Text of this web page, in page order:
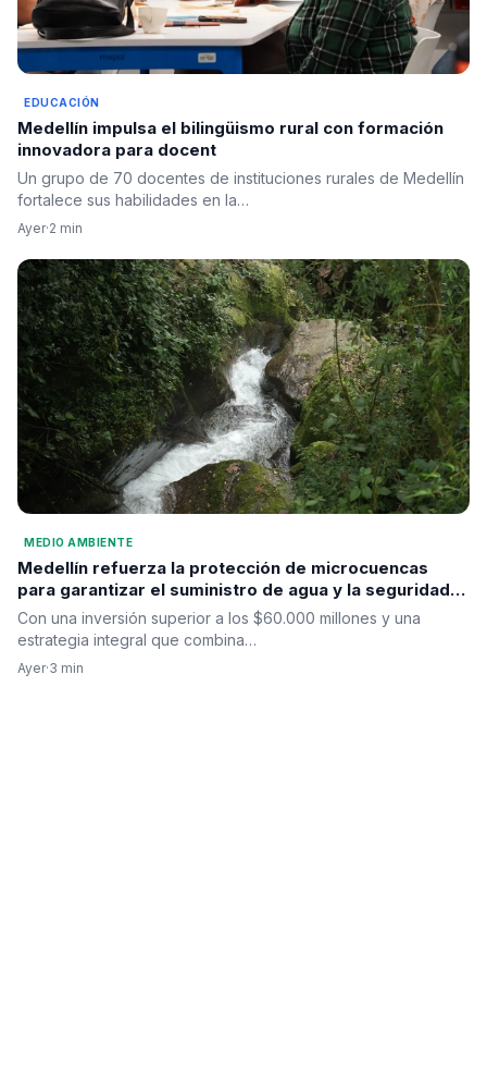
EDUCACIÓN
Medellín impulsa el bilingüismo rural con formación
innovadora para docent
Un grupo de 70 docentes de instituciones rurales de Medellín
fortalece sus habilidades en la…
Ayer·2 min
MEDIO AMBIENTE
Medellín refuerza la protección de microcuencas
para garantizar el suministro de agua y la seguridad
hídrica
Con una inversión superior a los $60.000 millones y una
estrategia integral que combina…
Ayer·3 min